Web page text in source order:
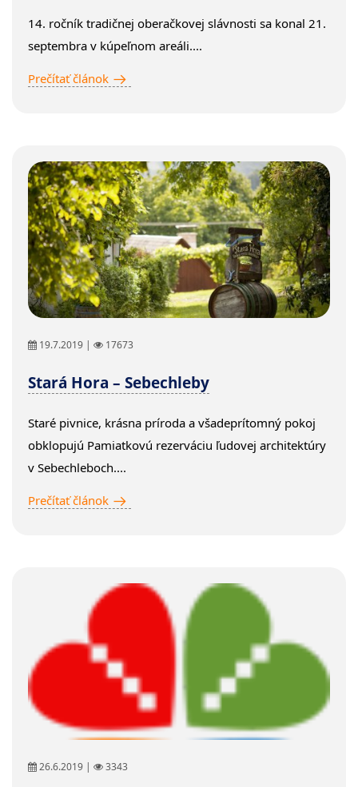
14. ročník tradičnej oberačkovej slávnosti sa konal 21.
septembra v kúpeľnom areáli....
Prečítať článok
19.7.2019 | 17673
Stará Hora – Sebechleby
Staré pivnice, krásna príroda a všadeprítomný pokoj
obklopujú Pamiatkovú rezerváciu ľudovej architektúry
v Sebechleboch....
Prečítať článok
26.6.2019 | 3343